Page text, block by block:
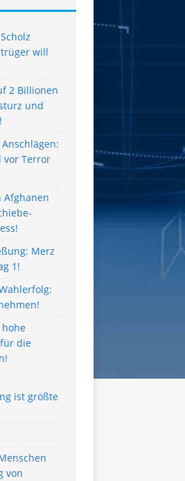
will
2 Billionen
und
vor Terror
Afghanen
Merz
1!
die
ist größte
von